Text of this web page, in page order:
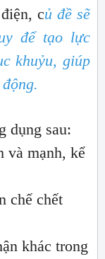
củ đề sẽ
để tạo lực
khuỷu, giúp
dụng sau:
và mạnh, kể
chế chết
khác trong